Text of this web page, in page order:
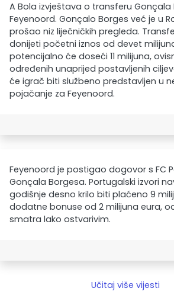
A Bola izvještava o transferu Gonçala
Feyenoord. Gonçalo Borges već je u
prošao niz liječničkih pregleda.
donijeti početni iznos od devet
potencijalno će doseći 11 milijuna,
određenih unaprijed postavljenih
će igrač biti službeno predstavljen u
pojačanje za Feyenoord.
Feyenoord je postigao dogovor s FC
Gonçala Borgesa. Portugalski izvori
godišnje desno krilo biti plaćeno 9
dodatne bonuse od 2 milijuna eura,
smatra lako ostvarivim.
Učitaj više vijesti